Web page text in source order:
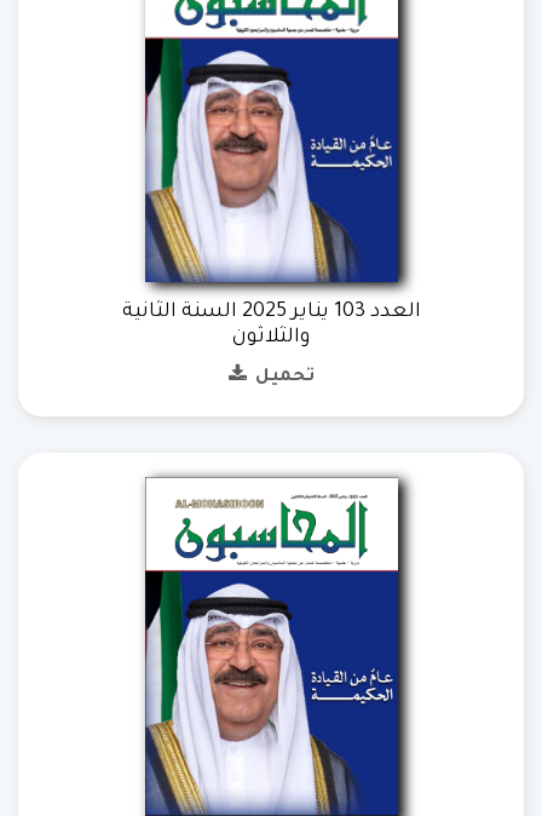
العدد 103 يناير 2025 السنة الثانية
والثلاثون
تحميل